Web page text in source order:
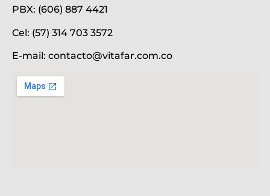
PBX: (606) 887 4421
Cel: (57) 314 703 3572
E-mail: contacto@vitafar.com.co